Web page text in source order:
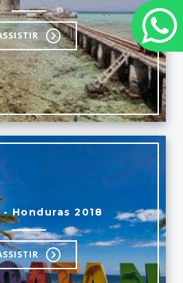
Honduras 2018